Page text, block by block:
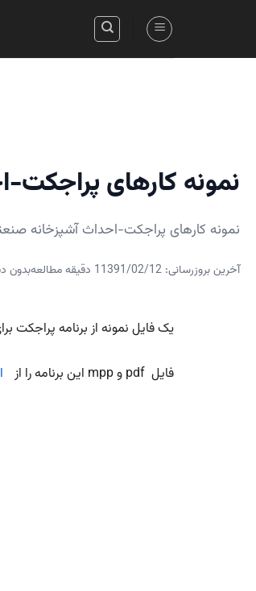
نمونه کارهای
نمونه کارهای پراجکت-احداث آشپزخانه
آخرین بروزرسانی: 1391/02/12 1 دقیقه مطالعه بدون
یک فایل نمونه از برنامه پراجکت
فایل pdf و mpp این برنامه را از